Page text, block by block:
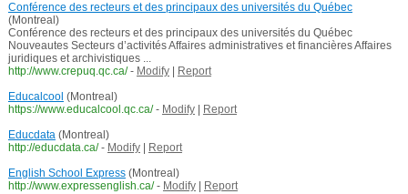
Conférence des recteurs et des principaux des universités du Québec
(Montreal)
Conférence des recteurs et des principaux des universités du Québec
Nouveautes Secteurs d’activités Affaires administratives et financières Affaires
juridiques et archivistiques ...
http://www.crepuq.qc.ca/ - Modify|
Report
Educalcool (Montreal)
https://www.educalcool.qc.ca/ - Modify|
Report
Educdata(Montreal)
http://educdata.ca/ - Modify|
Report
English School Express(Montreal)
http://www.expressenglish.ca/ - Modify|
Report